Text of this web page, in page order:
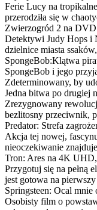
Ferie Lucy na
przerodziła się w
Zwierzogród 2 na
Detektywi Judy Hops i
dzielnice miasta
SpongeBob:Klątwa
SpongeBob i jego
Zdeterminowany, by
Jedna bitwa po
Zrezygnowany
bezlitosny przeciwnik,
Predator: Strefa
Akcja tej nowej,
nieoczekiwanie
Tron: Ares na 4K
Przygotuj się na pełną
jest gotowa na
Springsteen: Ocal
Osobisty film o